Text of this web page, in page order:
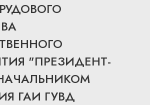
(44) 774-
"ПРЕЗИДЕНТ-
ГАИ ГУВД